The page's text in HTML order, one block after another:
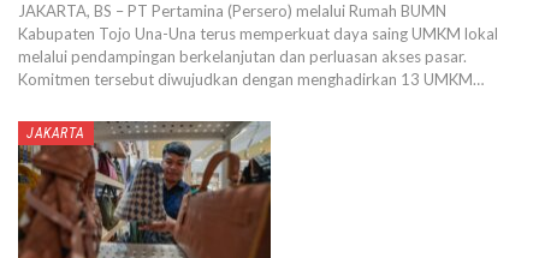
JAKARTA, BS – PT Pertamina (Persero) melalui Rumah BUMN
Kabupaten Tojo Una-Una terus memperkuat daya saing UMKM lokal
melalui pendampingan berkelanjutan dan perluasan akses pasar.
Komitmen tersebut diwujudkan dengan menghadirkan 13 UMKM…
JAKARTA